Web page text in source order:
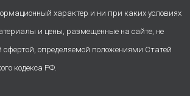
характер и ни при каких условиях
и цены, размещенные на сайте, не
офертой, определяемой положениями Статей
кодекса РФ.